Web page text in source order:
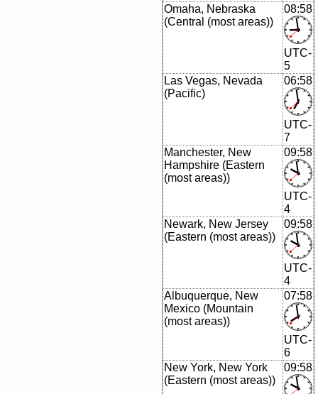
Omaha, Nebraska
(Central (most areas))
08:58
UTC-
5
Las Vegas, Nevada
(Pacific)
06:58
UTC-
7
Manchester, New
Hampshire (Eastern
(most areas))
09:58
UTC-
4
Newark, New Jersey
(Eastern (most areas))
09:58
UTC-
4
Albuquerque, New
Mexico (Mountain
(most areas))
07:58
UTC-
6
New York, New York
(Eastern (most areas))
09:58